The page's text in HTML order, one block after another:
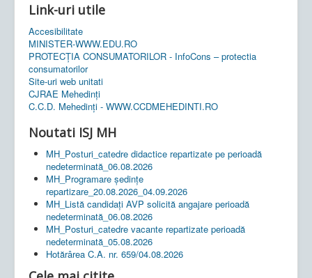
Link-uri utile
Accesibilitate
MINISTER-WWW.EDU.RO
PROTECȚIA CONSUMATORILOR - InfoCons – protectia
consumatorilor
Site-uri web unitati
CJRAE Mehedinți
C.C.D. Mehedinţi - WWW.CCDMEHEDINTI.RO
Noutati ISJ MH
MH_Posturi_catedre didactice repartizate pe perioadă
nedeterminată_06.08.2026
MH_Programare ședințe
repartizare_20.08.2026_04.09.2026
MH_Listă candidați AVP solicită angajare perioadă
nedeterminată_06.08.2026
MH_Posturi_catedre vacante repartizate perioadă
nedeterminată_05.08.2026
Hotărârea C.A. nr. 659/04.08.2026